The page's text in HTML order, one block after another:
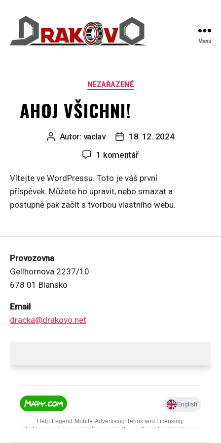
Menu
NEZAŘAZENÉ
AHOJ VŠICHNI!
AutorAutor: vaclav
Datum
příspěvku
18. 12. 2024
1 komentářu
s
názvem
Ahoj
Vítejte ve WordPressu. Toto je váš první
příspěvek. Můžete ho upravit, nebo smazat a
postupně pak začít s tvorbou vlastního webu.
Provozovna
Gellhornova 2237/10
678 01 Blansko
Email
dracka@drakovo.net